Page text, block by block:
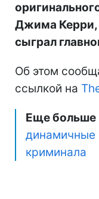
Джима Керри,
сыграл
Об этом
ссылкой на
Еще больше
динамичные
криминала